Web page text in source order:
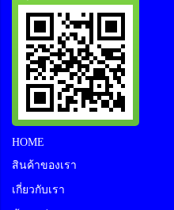
HOME
สินค้าของเรา
เกี่ยวกับเรา